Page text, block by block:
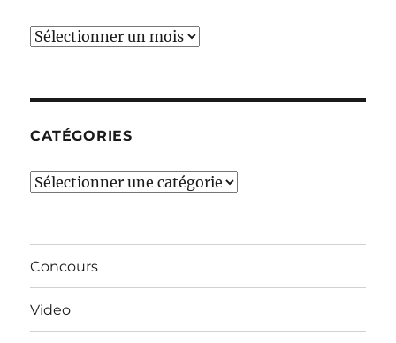
Ces
CATÉGORIES
Catégories
Concours
Video